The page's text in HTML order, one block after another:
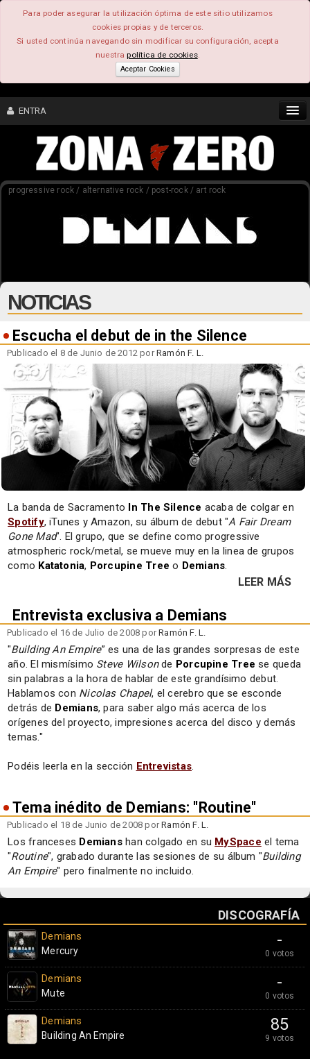
Para poder asegurar la utilización óptima de este sitio utilizamos
cookies propias y de terceros.
Si usted continúa navegando sin modificar su configuración, acepta
nuestrapolítica de cookies.
Aceptar Cookies
ENTRA
CONTENIDO
progressive rock / alternative rock / post-rock / art rock
NOTICIAS
Escucha el debut de in the Silence
Publicado el 8 de Junio de 2012 porRamón F. L.
La banda de Sacramento In The Silence acaba de colgar en
Spotify, iTunes y Amazon, su álbum de debut "A Fair Dream
Gone Mad". El grupo, que se define como progressive
atmospheric rock/metal, se mueve muy en la linea de grupos
como Katatonia, Porcupine Tree o Demians.
LEER MÁS
Entrevista exclusiva a Demians
Publicado el 16 de Julio de 2008 porRamón F. L.
"Building An Empire” es una de las grandes sorpresas de este
año. El mismísimo Steve Wilsonde Porcupine Tree se queda
sin palabras a la hora de hablar de este grandísimo debut.
Hablamos con Nicolas Chapel, el cerebro que se esconde
detrás de Demians, para saber algo más acerca de los
orígenes del proyecto, impresiones acerca del disco y demás
temas."
Podéis leerla en la sección Entrevistas.
Tema inédito de Demians: ''Routine''
Publicado el 18 de Junio de 2008 porRamón F. L.
Los franceses Demianshan colgado en su MySpace el tema
"Routine", grabado durante las sesiones de su álbum "Building
An Empire" pero finalmente no incluido.
DISCOGRAFÍA
-
0 votos
Demians
Mercury
-
0 votos
Demians
Mute
85
9 votos
Demians
Building An Empire